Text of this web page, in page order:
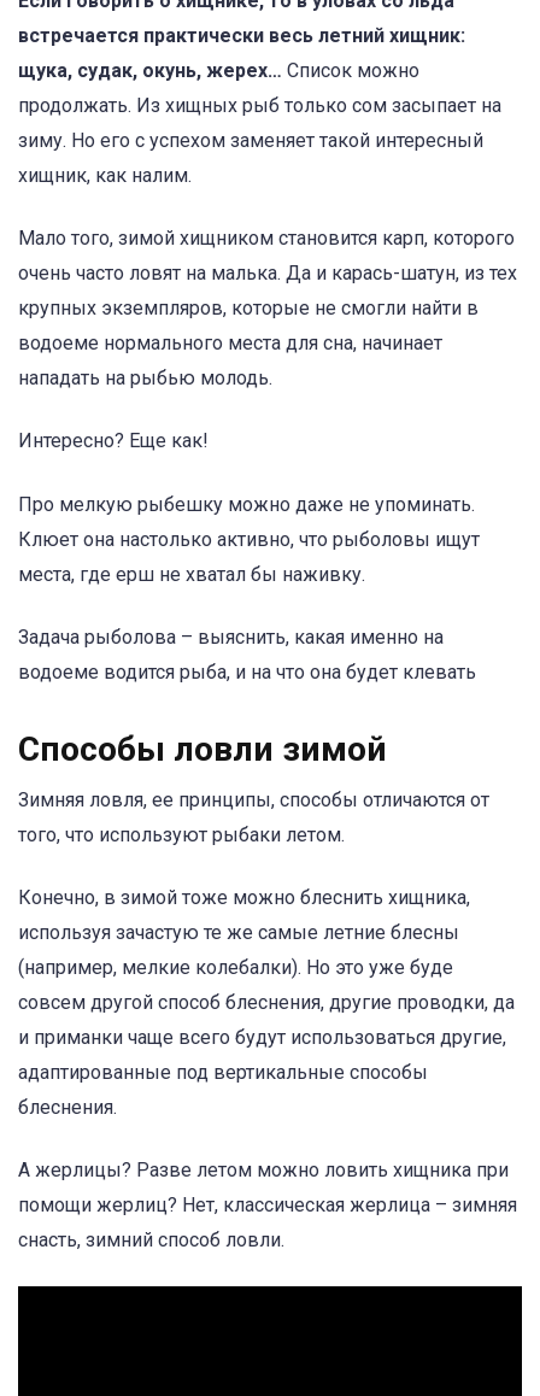
встречается практически весь летний хищник:
щука, судак, окунь, жерех… Список можно
продолжать. Из хищных рыб только сом засыпает на
зиму. Но его с успехом заменяет такой интересный
хищник, как налим.
Мало того, зимой хищником становится карп, которого
очень часто ловят на малька. Да и карась-шатун, из тех
крупных экземпляров, которые не смогли найти в
водоеме нормального места для сна, начинает
нападать на рыбью молодь.
Интересно? Еще как!
Про мелкую рыбешку можно даже не упоминать.
Клюет она настолько активно, что рыболовы ищут
места, где ерш не хватал бы наживку.
Задача рыболова – выяснить, какая именно на
водоеме водится рыба, и на что она будет клевать
Способы ловли зимой
Зимняя ловля, ее принципы, способы отличаются от
того, что используют рыбаки летом.
Конечно, в зимой тоже можно блеснить хищника,
используя зачастую те же самые летние блесны
(например, мелкие колебалки). Но это уже буде
совсем другой способ блеснения, другие проводки, да
и приманки чаще всего будут использоваться другие,
адаптированные под вертикальные способы
блеснения.
А жерлицы? Разве летом можно ловить хищника при
помощи жерлиц? Нет, классическая жерлица – зимняя
снасть, зимний способ ловли.